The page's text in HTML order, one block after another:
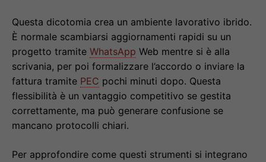
Questa dicotomia crea un ambiente lavorativo ibrido.
È normale scambiarsi aggiornamenti rapidi su un
progetto tramite WhatsApp Web mentre si è alla
scrivania, per poi formalizzare l’accordo o inviare la
fattura tramite PEC pochi minuti dopo. Questa
flessibilità è un vantaggio competitivo se gestita
correttamente, ma può generare confusione se
mancano protocolli chiari.
Per approfondire come questi strumenti si integrano